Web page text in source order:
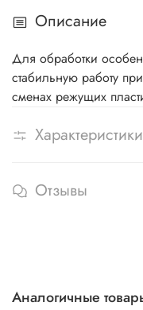
Описание
Для обработки
стабильную работу
сменах режущих
Характеристики
Отзывы
Аналогичные